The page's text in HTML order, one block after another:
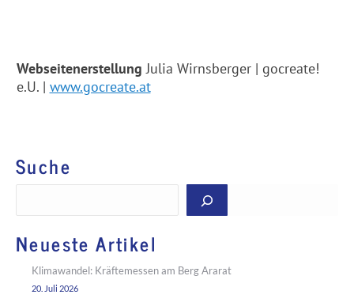
Webseitenerstellung Julia Wirnsberger | gocreate!
e.U. | www.gocreate.at
Suche
Neueste Artikel
Klimawandel: Kräftemessen am Berg Ararat
20. Juli 2026